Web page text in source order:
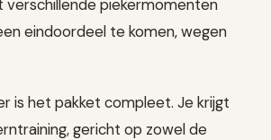
verschillende piekermomenten
eindoordeel te komen, wegen
is het pakket compleet. Je krijgt
gericht op zowel de